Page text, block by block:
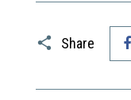
Share